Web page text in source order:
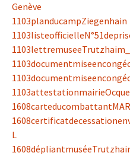
Genève
1103planducampZiegenhain
L